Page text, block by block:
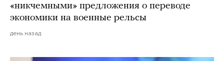
«никчемными» предложения о переводе
экономики на военные рельсы
день назад